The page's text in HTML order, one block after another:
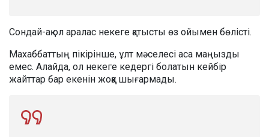
Сондай-ақ ол аралас некеге қатысты өз ойымен бөлісті.
Махаббаттың пікірінше, ұлт мәселесі аса маңызды
емес. Алайда, ол некеге кедергі болатын кейбір
жайттар бар екенін жоққа шығармады.